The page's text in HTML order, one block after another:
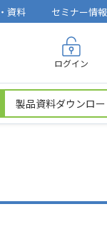
資料 セミナー情報
ログイン
製品資料ダウンロー